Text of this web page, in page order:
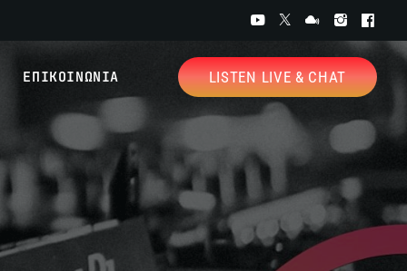
ΕΠΙΚΟΙΝΩΝΙΑ LISTEN LIVE & CHAT